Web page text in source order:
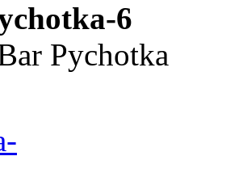
6
Pychotka